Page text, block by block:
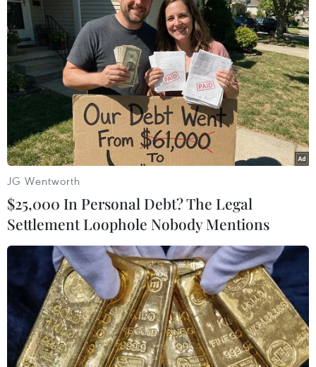
Năm 2024, Hà Nội phấn đấu
đón 25,6 triệu lượt khách du lịch
02/01/2024 23:56
Năm 2024, ngành du lịch Thủ đô đặt mục tiêu số lượng
khách du lịch đến Hà Nội năm 2024 đạt khoảng 26,5
triệu lượt khách, tăng 10,4% so với ước năm 2023.
JG Wentworth
$25,000 In Personal Debt? The Legal
Settlement Loophole Nobody Mentions